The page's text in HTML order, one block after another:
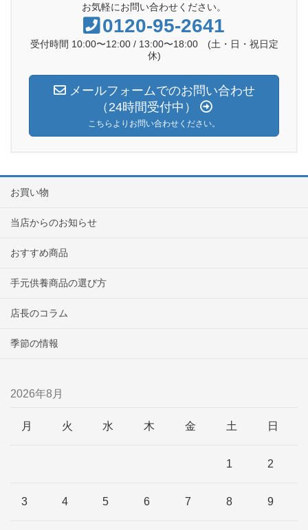
お気軽にお問い合わせください。
0120-95-2641
受付時間 10:00〜12:00 / 13:00〜18:00 (土・日・祝日定
休)
メールフォームでのお問い合わせ
（24時間受付中）
こちらよりお問い合わせください。
お買い物
当店からのお知らせ
おすすめ商品
手元供養商品の選び方
店長のコラム
季節の情報
2026年8月
月 火 水 木 金 土 日
1 2
3 4 5 6 7 8 9